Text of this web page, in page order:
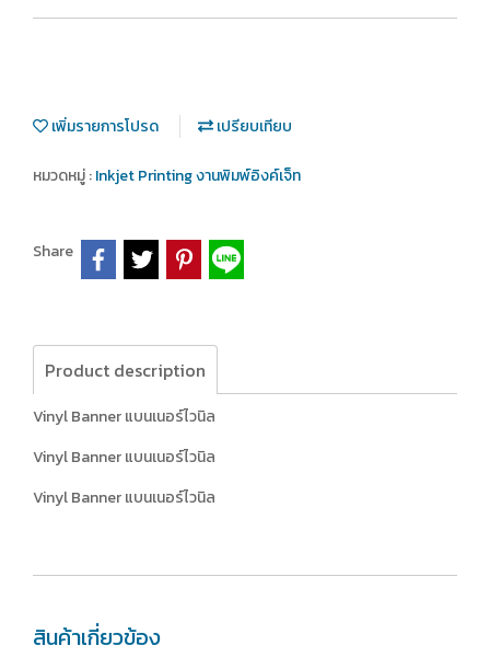
เพิ่มรายการโปรด เปรียบเทียบ
หมวดหมู่ :Inkjet Printing งานพิมพ์อิงค์เจ็ท
Share
Product description
Vinyl Banner แบนเนอร์ไวนิล
Vinyl Banner แบนเนอร์ไวนิล
Vinyl Banner แบนเนอร์ไวนิล
สินค้าเกี่ยวข้อง